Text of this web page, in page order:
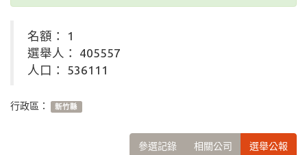
名額： 1
選舉人： 405557
人口： 536111
行政區： 新竹縣
參選記錄 相關公司 選舉公報